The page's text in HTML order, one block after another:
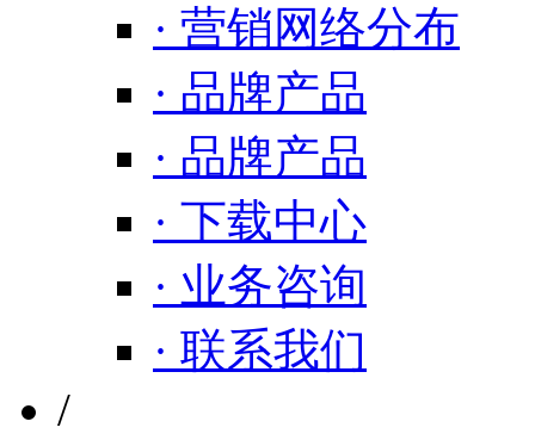
· 营销网络分布
· 品牌产品
· 品牌产品
· 下载中心
· 业务咨询
· 联系我们
/